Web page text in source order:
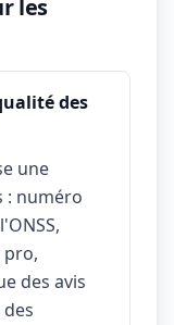
les
des
une
: numéro
pro,
des avis